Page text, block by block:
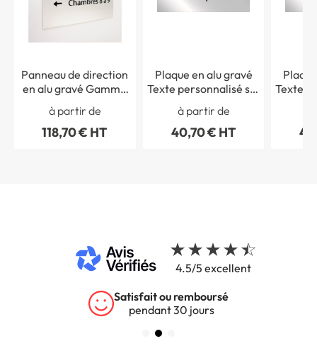
Panneau de direction
en alu gravé Gamme
Myriad - H 200 x L
300 mm
à partir de
118,70 € HT
Plaque en alu gravé
Texte personnalisé sur
1 ligne - H 70 x L 200
mm - Gamme Myriad
à partir de
40,70 € HT
Texte
4.5/5 excellent
Garantie 5 ans
sur tous nos produits